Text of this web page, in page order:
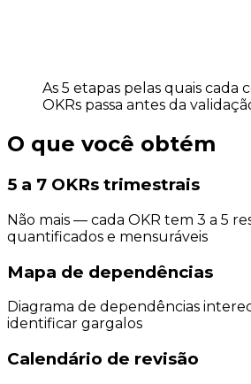
As 5 etapas pelas quais cada
OKRs passa antes da
O que você obtém
5 a 7 OKRs trimestrais
Não mais — cada OKR tem 3 a 5
quantificados e mensuráveis
Mapa de dependências
Diagrama de dependências
identificar gargalos
Calendário de revisão